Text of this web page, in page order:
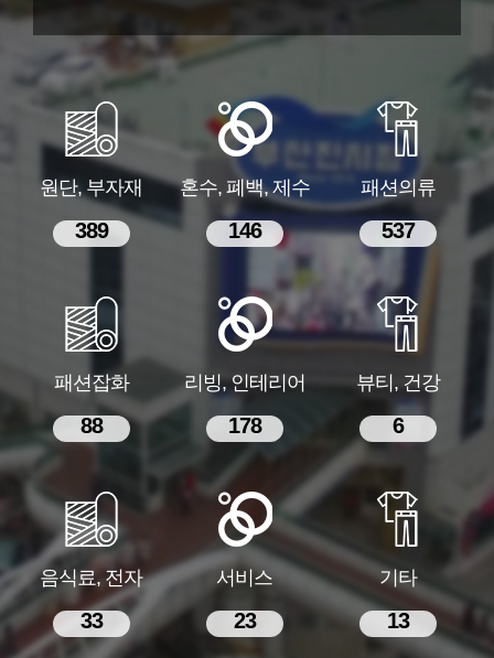
원단, 부자재
389
혼수, 폐백, 제수
146
패션의류
537
패션잡화
88
리빙, 인테리어
178
뷰티, 건강
6
음식료, 전자
33
서비스
23
기타
13